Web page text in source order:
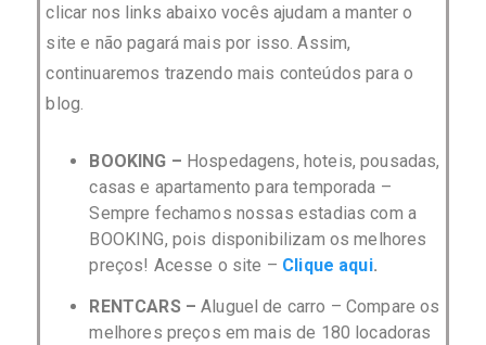
clicar nos links abaixo vocês ajudam a manter o
site e não pagará mais por isso. Assim,
continuaremos trazendo mais conteúdos para o
blog.
BOOKING – Hospedagens, hoteis, pousadas,
casas e apartamento para temporada –
Sempre fechamos nossas estadias com a
BOOKING, pois disponibilizam os melhores
preços! Acesse o site – Clique aqui.
RENTCARS –Aluguel de carro – Compare os
melhores preços em mais de 180 locadoras